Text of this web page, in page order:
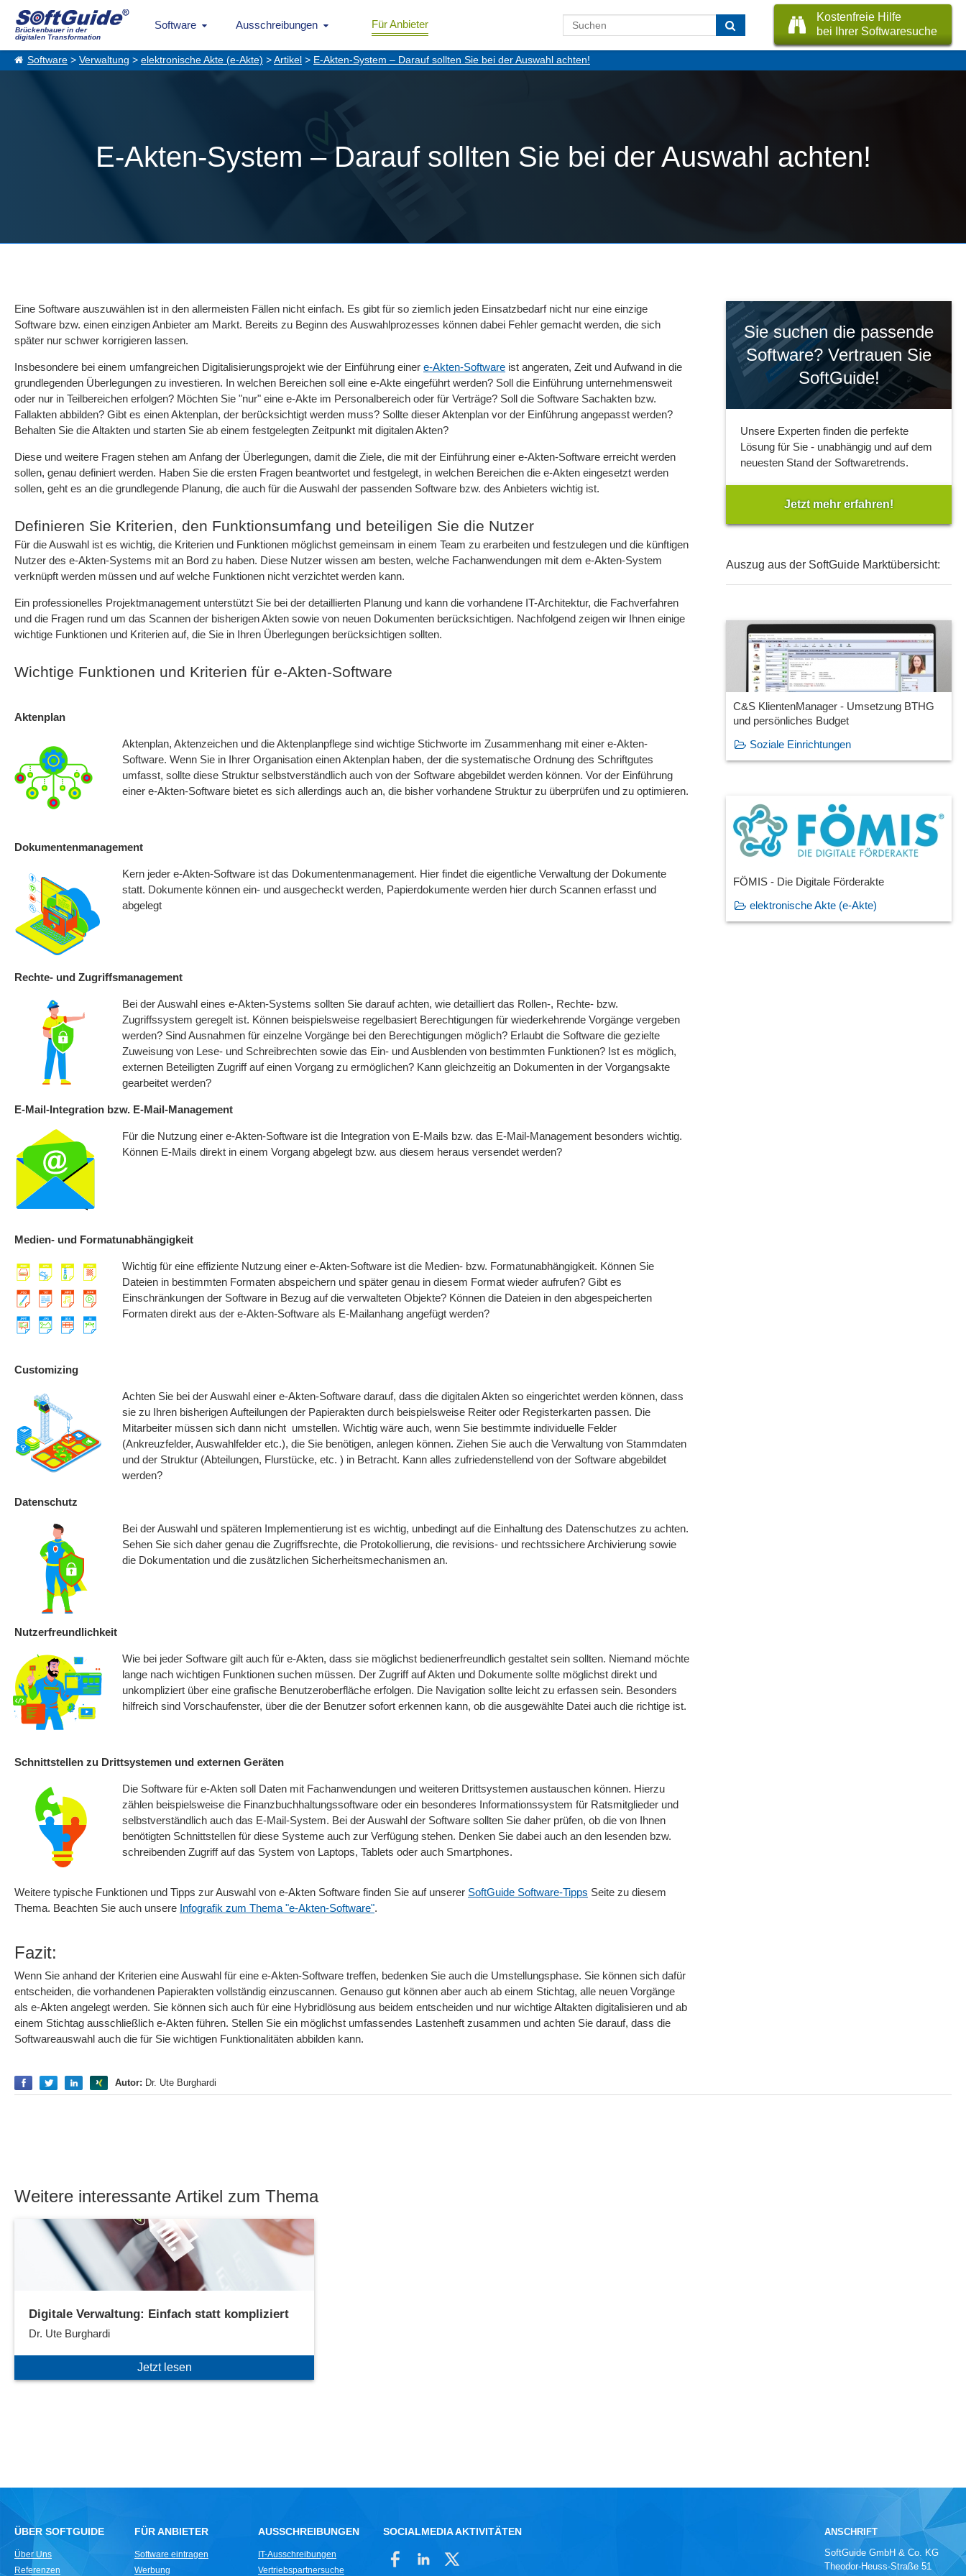
Brückenbauer in der
digitalen Transformation
Software Ausschreibungen Für Anbieter
Kostenfreie Hilfe
bei Ihrer Softwaresuche
Software > Verwaltung > elektronische Akte (e-Akte) > Artikel > E-Akten-System – Darauf sollten Sie bei der Auswahl achten!
E-Akten-System – Darauf sollten Sie bei der Auswahl achten!
Eine Software auszuwählen ist in den allermeisten Fällen nicht einfach. Es gibt für so ziemlich jeden Einsatzbedarf nicht nur eine einzige
Software bzw. einen einzigen Anbieter am Markt. Bereits zu Beginn des Auswahlprozesses können dabei Fehler gemacht werden, die sich
später nur schwer korrigieren lassen.
Insbesondere bei einem umfangreichen Digitalisierungsprojekt wie der Einführung einer e-Akten-Software ist angeraten, Zeit und Aufwand in die
grundlegenden Überlegungen zu investieren. In welchen Bereichen soll eine e-Akte eingeführt werden? Soll die Einführung unternehmensweit
oder nur in Teilbereichen erfolgen? Möchten Sie "nur" eine e-Akte im Personalbereich oder für Verträge? Soll die Software Sachakten bzw.
Fallakten abbilden? Gibt es einen Aktenplan, der berücksichtigt werden muss? Sollte dieser Aktenplan vor der Einführung angepasst werden?
Behalten Sie die Altakten und starten Sie ab einem festgelegten Zeitpunkt mit digitalen Akten?
Diese und weitere Fragen stehen am Anfang der Überlegungen, damit die Ziele, die mit der Einführung einer e-Akten-Software erreicht werden
sollen, genau definiert werden. Haben Sie die ersten Fragen beantwortet und festgelegt, in welchen Bereichen die e-Akten eingesetzt werden
sollen, geht es an die grundlegende Planung, die auch für die Auswahl der passenden Software bzw. des Anbieters wichtig ist.
Definieren Sie Kriterien, den Funktionsumfang und beteiligen Sie die Nutzer
Für die Auswahl ist es wichtig, die Kriterien und Funktionen möglichst gemeinsam in einem Team zu erarbeiten und festzulegen und die künftigen
Nutzer des e-Akten-Systems mit an Bord zu haben. Diese Nutzer wissen am besten, welche Fachanwendungen mit dem e-Akten-System
verknüpft werden müssen und auf welche Funktionen nicht verzichtet werden kann.
Ein professionelles Projektmanagement unterstützt Sie bei der detaillierten Planung und kann die vorhandene IT-Architektur, die Fachverfahren
und die Fragen rund um das Scannen der bisherigen Akten sowie von neuen Dokumenten berücksichtigen. Nachfolgend zeigen wir Ihnen einige
wichtige Funktionen und Kriterien auf, die Sie in Ihren Überlegungen berücksichtigen sollten.
Wichtige Funktionen und Kriterien für e-Akten-Software
Aktenplan
Aktenplan, Aktenzeichen und die Aktenplanpflege sind wichtige Stichworte im Zusammenhang mit einer e-Akten-
Software. Wenn Sie in Ihrer Organisation einen Aktenplan haben, der die systematische Ordnung des Schriftgutes
umfasst, sollte diese Struktur selbstverständlich auch von der Software abgebildet werden können. Vor der Einführung
einer e-Akten-Software bietet es sich allerdings auch an, die bisher vorhandene Struktur zu überprüfen und zu optimieren.
Dokumentenmanagement
Kern jeder e-Akten-Software ist das Dokumentenmanagement. Hier findet die eigentliche Verwaltung der Dokumente
statt. Dokumente können ein- und ausgecheckt werden, Papierdokumente werden hier durch Scannen erfasst und
abgelegt
Rechte- und Zugriffsmanagement
Bei der Auswahl eines e-Akten-Systems sollten Sie darauf achten, wie detailliert das Rollen-, Rechte- bzw.
Zugriffssystem geregelt ist. Können beispielsweise regelbasiert Berechtigungen für wiederkehrende Vorgänge vergeben
werden? Sind Ausnahmen für einzelne Vorgänge bei den Berechtigungen möglich? Erlaubt die Software die gezielte
Zuweisung von Lese- und Schreibrechten sowie das Ein- und Ausblenden von bestimmten Funktionen? Ist es möglich,
externen Beteiligten Zugriff auf einen Vorgang zu ermöglichen? Kann gleichzeitig an Dokumenten in der Vorgangsakte
gearbeitet werden?
E-Mail-Integration bzw. E-Mail-Management
Für die Nutzung einer e-Akten-Software ist die Integration von E-Mails bzw. das E-Mail-Management besonders wichtig.
Können E-Mails direkt in einem Vorgang abgelegt bzw. aus diesem heraus versendet werden?
Medien- und Formatunabhängigkeit
Wichtig für eine effiziente Nutzung einer e-Akten-Software ist die Medien- bzw. Formatunabhängigkeit. Können Sie
Dateien in bestimmten Formaten abspeichern und später genau in diesem Format wieder aufrufen? Gibt es
Einschränkungen der Software in Bezug auf die verwalteten Objekte? Können die Dateien in den abgespeicherten
Formaten direkt aus der e-Akten-Software als E-Mailanhang angefügt werden?
Customizing
Achten Sie bei der Auswahl einer e-Akten-Software darauf, dass die digitalen Akten so eingerichtet werden können, dass
sie zu Ihren bisherigen Aufteilungen der Papierakten durch beispielsweise Reiter oder Registerkarten passen. Die
Mitarbeiter müssen sich dann nicht umstellen. Wichtig wäre auch, wenn Sie bestimmte individuelle Felder
(Ankreuzfelder, Auswahlfelder etc.), die Sie benötigen, anlegen können. Ziehen Sie auch die Verwaltung von Stammdaten
und der Struktur (Abteilungen, Flurstücke, etc. ) in Betracht. Kann alles zufriedenstellend von der Software abgebildet
werden?
Datenschutz
Bei der Auswahl und späteren Implementierung ist es wichtig, unbedingt auf die Einhaltung des Datenschutzes zu achten.
Sehen Sie sich daher genau die Zugriffsrechte, die Protokollierung, die revisions- und rechtssichere Archivierung sowie
die Dokumentation und die zusätzlichen Sicherheitsmechanismen an.
Nutzerfreundlichkeit
Wie bei jeder Software gilt auch für e-Akten, dass sie möglichst bedienerfreundlich gestaltet sein sollten. Niemand möchte
lange nach wichtigen Funktionen suchen müssen. Der Zugriff auf Akten und Dokumente sollte möglichst direkt und
unkompliziert über eine grafische Benutzeroberfläche erfolgen. Die Navigation sollte leicht zu erfassen sein. Besonders
hilfreich sind Vorschaufenster, über die der Benutzer sofort erkennen kann, ob die ausgewählte Datei auch die richtige ist.
Schnittstellen zu Drittsystemen und externen Geräten
Die Software für e-Akten soll Daten mit Fachanwendungen und weiteren Drittsystemen austauschen können. Hierzu
zählen beispielsweise die Finanzbuchhaltungssoftware oder ein besonderes Informationssystem für Ratsmitglieder und
selbstverständlich auch das E-Mail-System. Bei der Auswahl der Software sollten Sie daher prüfen, ob die von Ihnen
benötigten Schnittstellen für diese Systeme auch zur Verfügung stehen. Denken Sie dabei auch an den lesenden bzw.
schreibenden Zugriff auf das System von Laptops, Tablets oder auch Smartphones.
Weitere typische Funktionen und Tipps zur Auswahl von e-Akten Software finden Sie auf unserer SoftGuide Software-Tipps Seite zu diesem
Thema. Beachten Sie auch unsere Infografik zum Thema "e-Akten-Software".
Fazit:
Wenn Sie anhand der Kriterien eine Auswahl für eine e-Akten-Software treffen, bedenken Sie auch die Umstellungsphase. Sie können sich dafür
entscheiden, die vorhandenen Papierakten vollständig einzuscannen. Genauso gut können aber auch ab einem Stichtag, alle neuen Vorgänge
als e-Akten angelegt werden. Sie können sich auch für eine Hybridlösung aus beidem entscheiden und nur wichtige Altakten digitalisieren und ab
einem Stichtag ausschließlich e-Akten führen. Stellen Sie ein möglichst umfassendes Lastenheft zusammen und achten Sie darauf, dass die
Softwareauswahl auch die für Sie wichtigen Funktionalitäten abbilden kann.
Sie suchen die passende
Software? Vertrauen Sie
SoftGuide!
Unsere Experten finden die perfekte
Lösung für Sie - unabhängig und auf dem
neuesten Stand der Softwaretrends.
Jetzt mehr erfahren!
Auszug aus der SoftGuide Marktübersicht:
C&S KlientenManager - Umsetzung BTHG
und persönliches Budget
Soziale Einrichtungen
FÖMIS - Die Digitale Förderakte
elektronische Akte (e-Akte)
EmpfehlenEmpfehlenEmpfehlenEmpfehlen
Autor: Dr. Ute Burghardi
Weitere interessante Artikel zum Thema
Digitale Verwaltung: Einfach statt kompliziert
Dr. Ute Burghardi
Jetzt lesen
ÜBER SOFTGUIDE
Über Uns
Referenzen
FÜR ANBIETER
Software eintragen
Werbung
AUSSCHREIBUNGEN
IT-Ausschreibungen
Vertriebspartnersuche
SOCIALMEDIA AKTIVITÄTEN
ANSCHRIFT
SoftGuide GmbH & Co. KG
Theodor-Heuss-Straße 51